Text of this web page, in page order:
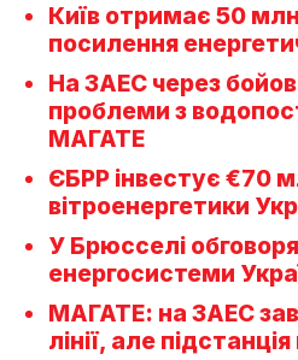
Київ отримає 50
посилення
На ЗАЕС через
проблеми з
МАГАТЕ
ЄБРР інвестує €70
вітроенергетики
У Брюсселі
енергосистеми
МАГАТЕ: на ЗАЕС
лінії, але